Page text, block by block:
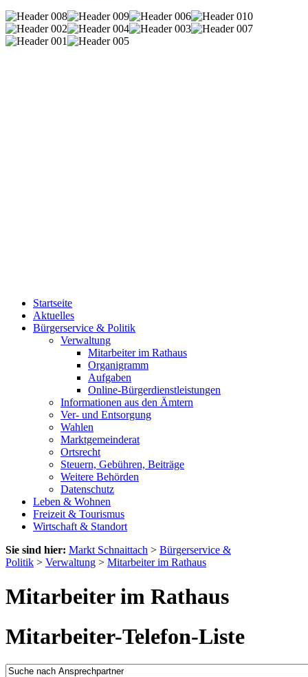
Startseite
Aktuelles
Bürgerservice & Politik
Verwaltung
Mitarbeiter im Rathaus
Organigramm
Aufgaben
Online-Bürgerdienstleistungen
Informationen aus den Ämtern
Ver- und Entsorgung
Wahlen
Marktgemeinderat
Ortsrecht
Steuern, Gebühren, Beiträge
Weitere Behörden
Datenschutz
Leben & Wohnen
Freizeit & Tourismus
Wirtschaft & Standort
Sie sind hier: Markt Schnaittach > Bürgerservice &
Politik > Verwaltung > Mitarbeiter im Rathaus
Mitarbeiter im Rathaus
Mitarbeiter-Telefon-Liste